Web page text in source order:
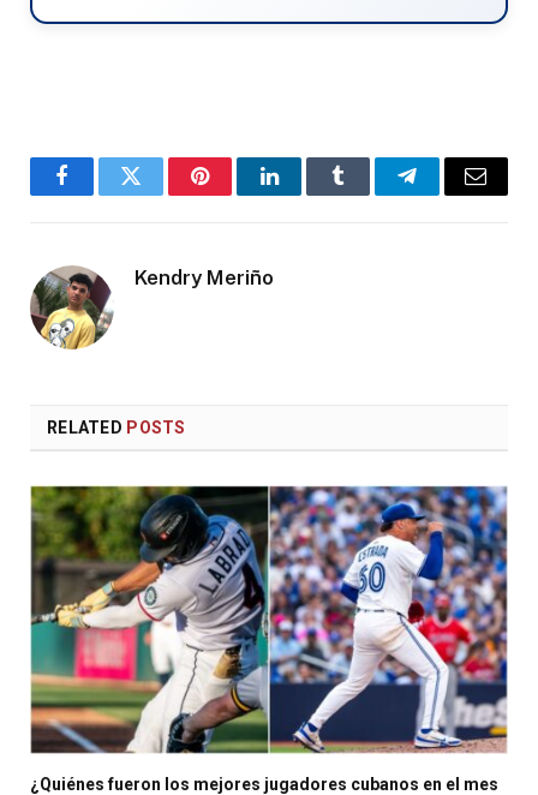
FacebookTwitter PinterestLinkedInTumblr TelegramEmail
Kendry Meriño
RELATED POSTS
¿Quiénes fueron los mejores jugadores cubanos en el mes